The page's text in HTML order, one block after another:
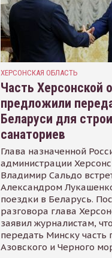
ХЕРСОНСКАЯ ОБЛАСТЬ
Часть Херсонской
предложили
Беларуси для
санаториев
Глава назначенной
администрации
Владимир Сальдо
Александром
поездки в Беларусь.
разговора глава
заявил журналистам,
передать Минску часть
Азовского и Черного